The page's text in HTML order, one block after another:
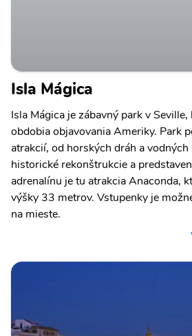
Isla Mágica
Isla Mágica je zábavný park v
obdobia objavovania Ameriky. Park
atrakcií, od horských dráh a vodných
historické rekonštrukcie a
adrenalínu je tu atrakcia Anaconda,
výšky 33 metrov. Vstupenky je
na mieste.